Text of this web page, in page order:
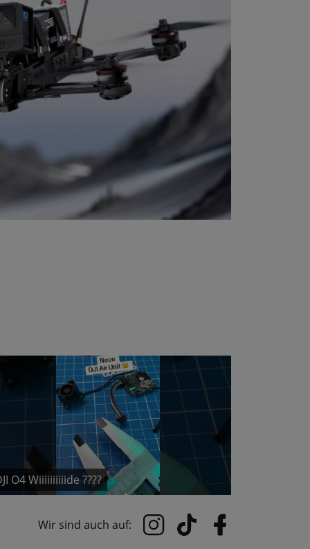
O4 Wiiiiiiiiiide ????
Wir sind auch auf: